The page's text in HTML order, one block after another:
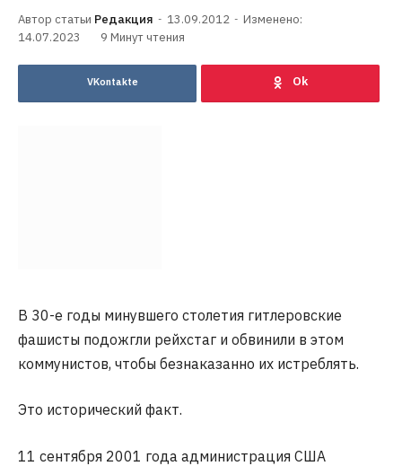
Редакция 13.09.2012
Изменено:
14.07.2023
9 Минут чтения
VKontakte
В 30-е годы минувшего столетия гитлеровские
фашисты подожгли рейхстаг и обвинили в этом
коммунистов, чтобы безнаказанно их истреблять.
Это исторический факт.
11 сентября 2001 года администрация США